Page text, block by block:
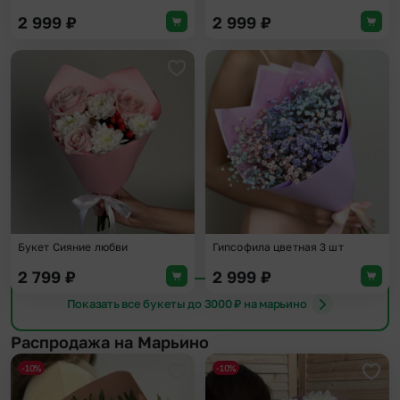
2 999 ₽ 2 999 ₽
Добавить в избранное
Букет Сияние любви
2 799 ₽
Гипсофила цветная 3 шт
2 999 ₽
Показать все букеты до 3000 ₽ на марьино
Распродажа на Марьино
Добавить в избранное
-10% -10%